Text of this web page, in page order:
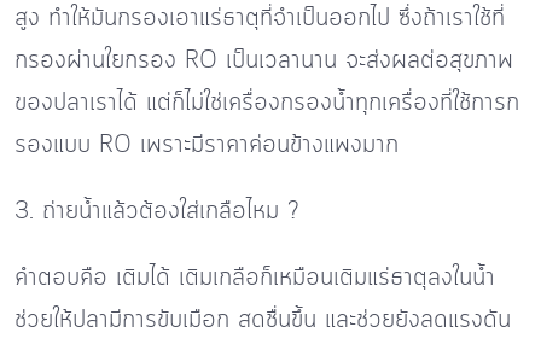
สูง ทำให้มันกรองเอาแร่ธาตุที่จำเป็นออกไป ซึ่งถ้าเราใช้ที่
กรองผ่านใยกรอง RO เป็นเวลานาน จะส่งผลต่อสุขภาพ
ของปลาเราได้ แต่ก็ไม่ใช่เครื่องกรองน้ำทุกเครื่องที่ใช้การก
รองแบบ RO เพราะมีราคาค่อนข้างแพงมาก
3. ถ่ายน้ำแล้วต้องใส่เกลือไหม ?
คำตอบคือ เติมได้ เติมเกลือก็เหมือนเติมแร่ธาตุลงในน้ำ
ช่วยให้ปลามีการขับเมือก สดชื่นขึ้น และช่วยยังลดแรงดัน